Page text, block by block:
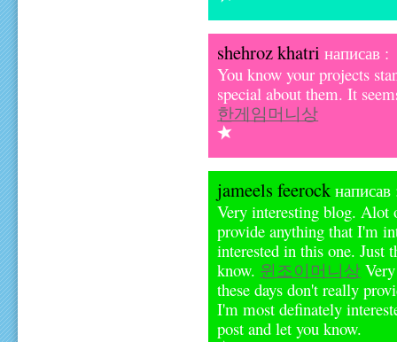
shehroz khatri написав :
You know your projects
special about them. It
한게임머니상
jameels feerockнаписав
Very interesting blog. Alot
provide anything that I'm
interested in this one. Just
know. 윈조이머니상
these days don't really
I'm most definately
post and let you know.